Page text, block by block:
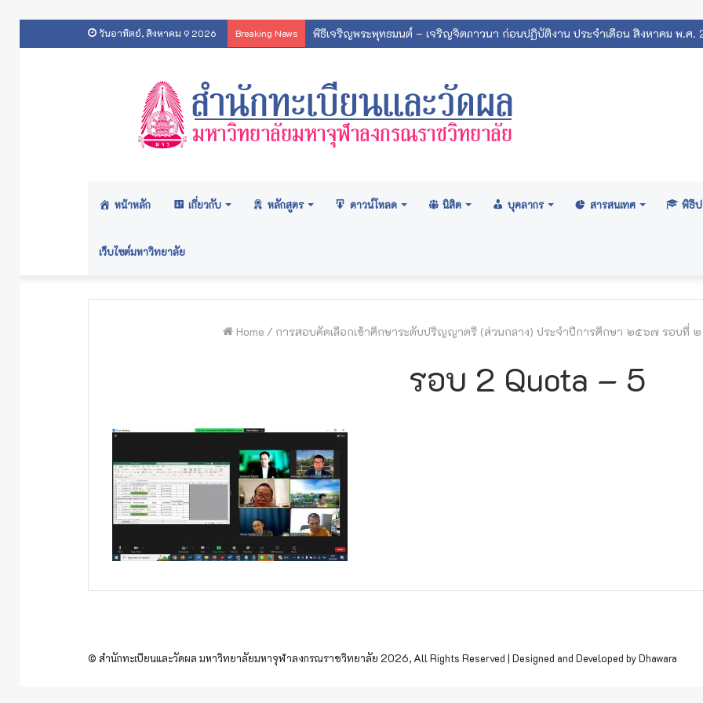
วันอาทิตย์, สิงหาคม 9 2026 Breaking News พิธีเจริญพระพุทธมนต์ – เจริญจิตภาวนา ก่อนปฏิบัติงาน ประจำเดือน สิงหาคม พ.ศ.
หน้าหลัก เกี่ยวกับ หลักสูตร ดาวน์โหลด นิสิต บุคลากร สารสนเทศ พิธี
เว็บไซต์มหาวิทยาลัย
Home / การสอบคัดเลือกเข้าศึกษาระดับปริญญาตรี (ส่วนกลาง) ประจำปีการศึกษา ๒๕๖๗ รอบที่ ๒
รอบ 2 Quota – 5
© สำนักทะเบียนและวัดผล มหาวิทยาลัยมหาจุฬาลงกรณราชวิทยาลัย 2026, All Rights Reserved | Designed and Developed by Dhawara